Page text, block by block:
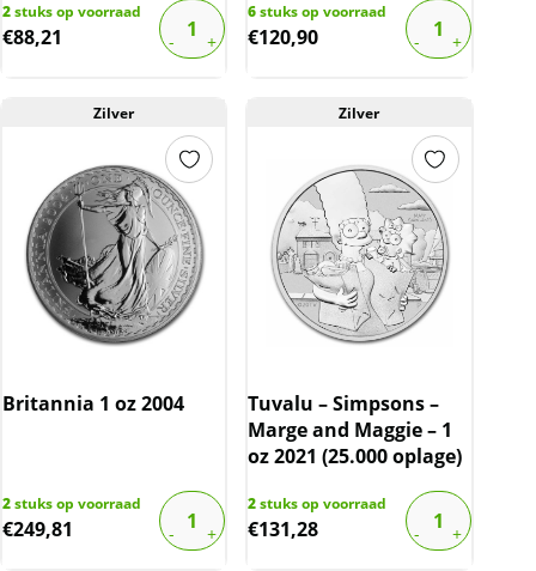
2stuks op voorraad
€88,21
6stuks op voorraad
€120,90
Zilver
Britannia 1 oz 2004
2stuks op voorraad
€249,81
Zilver
Tuvalu – Simpsons –
Marge and Maggie – 1
oz 2021 (25.000 oplage)
2stuks op voorraad
€131,28